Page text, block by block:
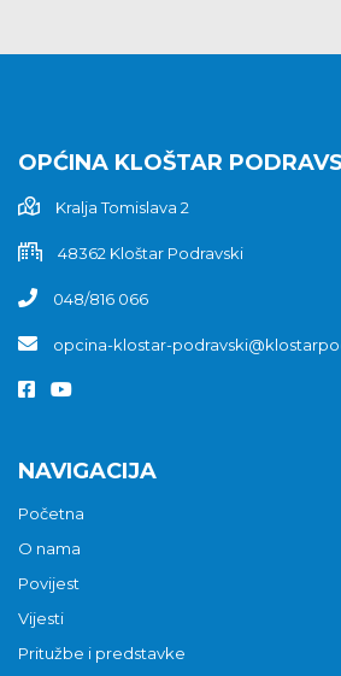
OPĆINA KLOŠTAR
Kralja Tomislava 2
48362 Kloštar Podravski
048/816 066
opcina-klostar-
NAVIGACIJA
Početna
O nama
Povijest
Vijesti
Pritužbe i predstavke